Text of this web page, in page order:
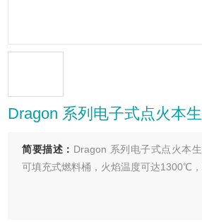
Dragon 系列电子式点火本
简要描述： Dragon 系列电子式点火本
可填充式燃料桶，火焰温度可达1300℃，